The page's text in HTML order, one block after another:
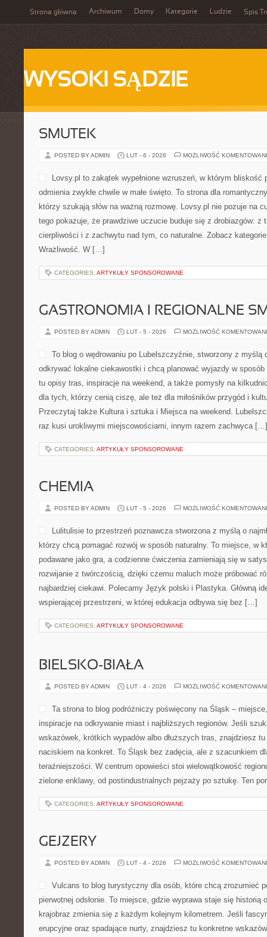
Strona główna Archiwum Domy Kategorie Ludzie Spis
WYSOKI SĄDZIE
SMUTEK
POSTED BY ADMIN LUT - 6 - 2026 MOŻLIWOŚĆ
Lovsy.pl to zakątek wypełnione wzruszeń, w którym bliskość
odmienia zwykłe chwile w małe święto. To strona dla
którzy szukają słów na ważną rozmowę. Lovsy.pl nie pozuje na
tego pokazuje, że prawdziwe uczucie buduje się z drobiazgów:
cierpliwości i z zachwytu nad tym, co naturalne. Zobacz
Wrażliwość. W […]
CATEGORIES: ARTYKUŁY SPONSOROWANE
GASTRONOMIA I REGIONALNE
POSTED BY ADMIN LUT - 5 - 2026 MOŻLIWOŚĆ
To blog o wędrowaniu po Lubelszczyźnie, stworzony z myślą
odkrywać lokalne ciekawostki i chcą planować wyjazdy w
tu opisy tras, inspiracje na weekend, a także pomysły na
dla tych, którzy cenią ciszę, ale też dla miłośników przygód i
Przeczytaj także Kultura i sztuka i Miejsca na weekend.
raz kusi urokliwymi miejscowościami, innym razem zachwyca […]
CATEGORIES: ARTYKUŁY SPONSOROWANE
CHEMIA
POSTED BY ADMIN LUT - 5 - 2026 MOŻLIWOŚĆ
Lulitulisie to przestrzeń poznawcza stworzona z myślą o
którzy chcą pomagać rozwój w sposób naturalny. To miejsce, w
podawane jako gra, a codzienne ćwiczenia zamieniają się w
rozwijanie z twórczością, dzięki czemu maluch może próbować
najbardziej ciekawi. Polecamy Język polski i Plastyka. Główną
wspierającej przestrzeni, w której edukacja odbywa się bez […]
CATEGORIES: ARTYKUŁY SPONSOROWANE
BIELSKO-BIAŁA
POSTED BY ADMIN LUT - 4 - 2026 MOŻLIWOŚĆ
Ta strona to blog podróżniczy poświęcony na Śląsk –
inspiracje na odkrywanie miast i najbliższych regionów. Jeśli
wskazówek, krótkich wypadów albo dłuższych tras, znajdziesz
naciskiem na konkret. To Śląsk bez zadęcia, ale z szacunkiem
teraźniejszości. W centrum opowieści stoi wielowątkowość
zielone enklawy, od postindustrialnych pejzaży po sztukę. Ten
CATEGORIES: ARTYKUŁY SPONSOROWANE
GEJZERY
POSTED BY ADMIN LUT - 4 - 2026 MOŻLIWOŚĆ
Vulcans to blog turystyczny dla osób, które chcą zrozumieć
pierwotnej odsłonie. To miejsce, gdzie wyprawa staje się historią
krajobraz zmienia się z każdym kolejnym kilometrem. Jeśli
erupcyjne oraz spadające nurty, znajdziesz tu konkretne